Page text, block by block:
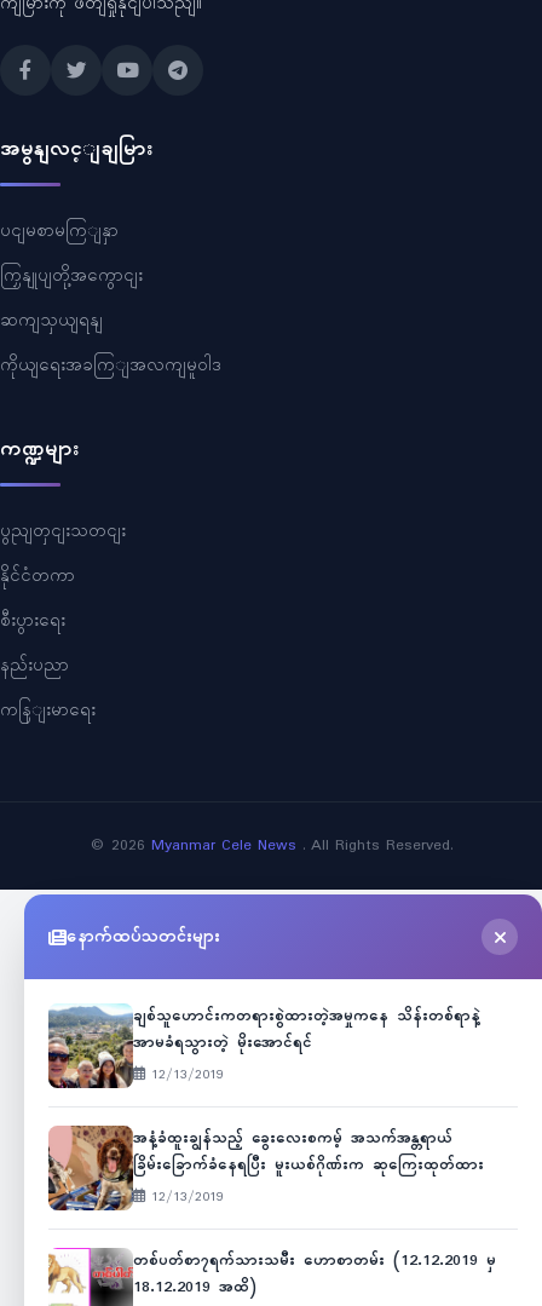
အမွနျလင့ျချမြား
ပငျမစာမကြျနှာ
ကြှနျုပျတို့အကွောငျး
ဆကျသှယျရနျ
ကိုယျရေးအခကြျအလကျမူဝါဒ
ကဏ္ဍများ
ပွညျတှငျးသတငျး
နိုင်ငံတကာ
စီးပွားရေး
နည်းပညာ
ကနြျးမာရေး
© 2026 Myanmar Cele News . All Rights Reserved.
နောက်ထပ်သတင်းများ
ချစ်သူဟောင်းကတရားစွဲထားတဲ့အမှုကနေ သိန်းတစ်ရာနဲ့
အာမခံရသွားတဲ့ မိုးအောင်ရင်
12/13/2019
အနံ့ခံထူးချွန်သည့် ခွေးလေးစကမ့် အသက်အန္တရာယ်
ခြိမ်းခြောက်ခံနေရပြီး မူးယစ်ဂိုဏ်းက ဆုကြေးထုတ်ထား
12/13/2019
တစ်ပတ်စာ၇ရက်သားသမီး ဟောစာတမ်း (12.12.2019 မှ
18.12.2019 အထိ)